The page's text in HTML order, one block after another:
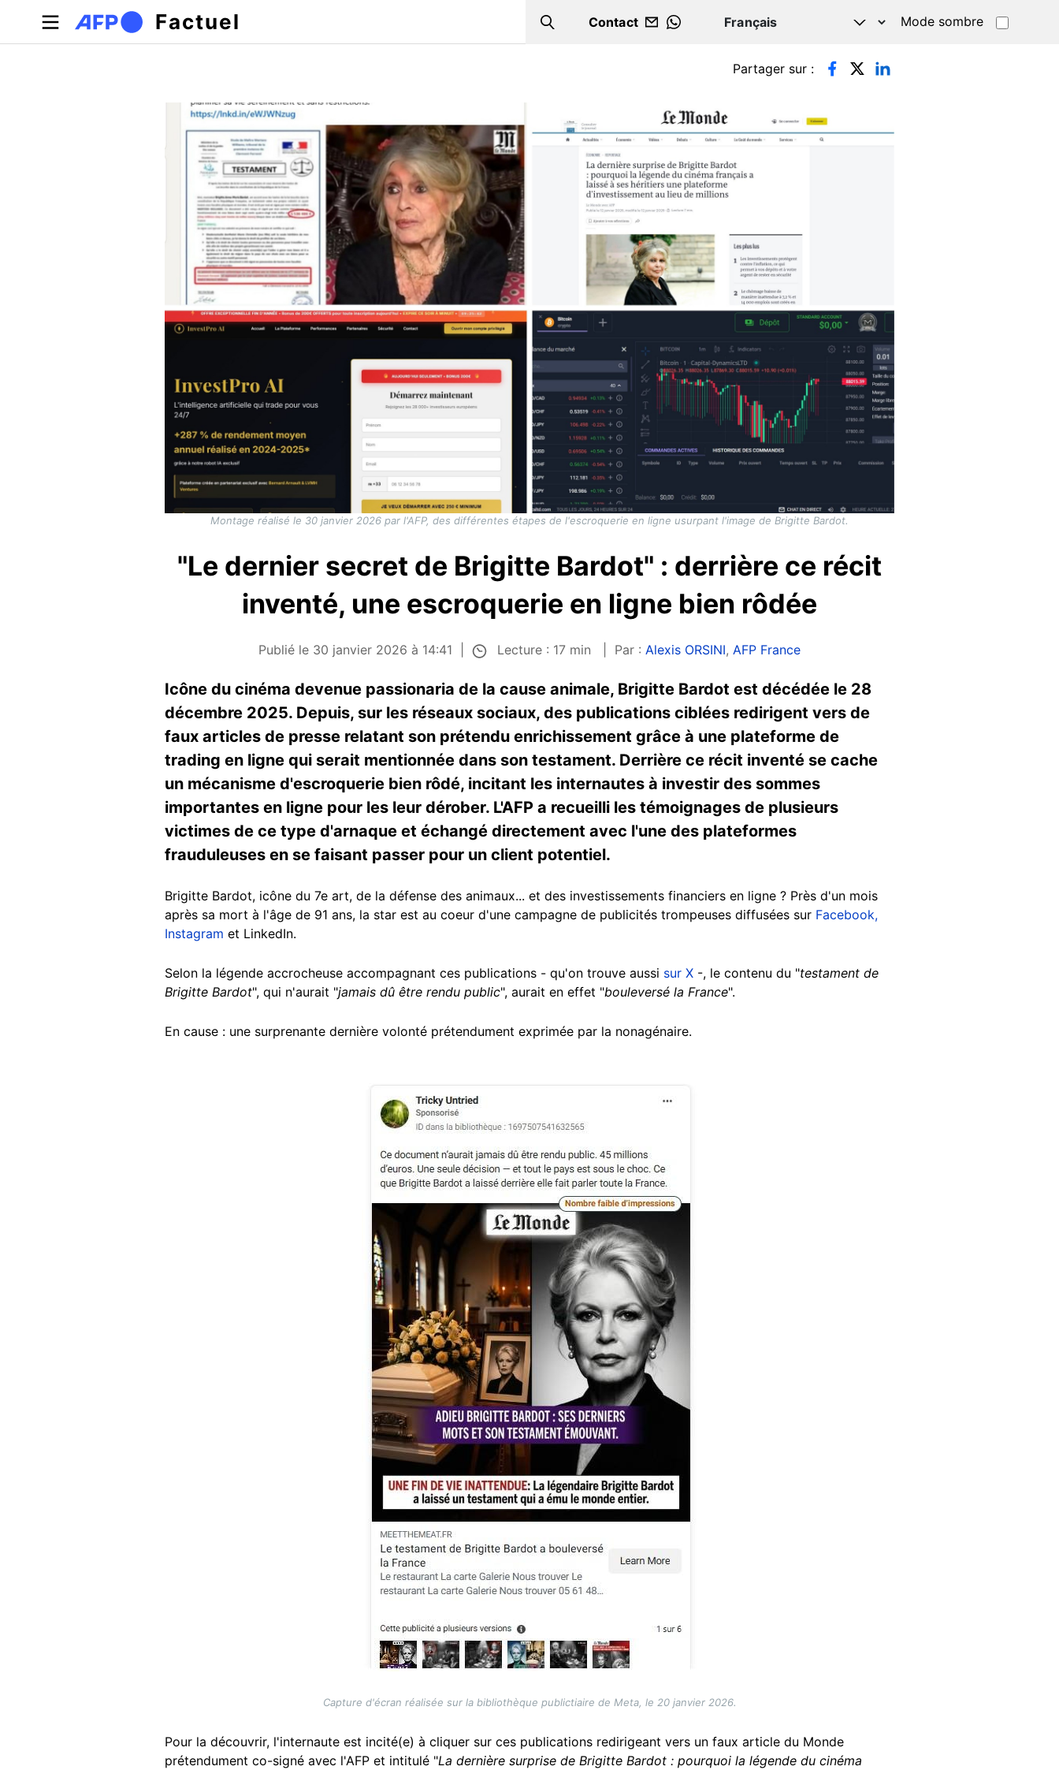
Aller au contenu principal
Factuel Search
Contact
WHATSAPP
Mode sombre
Onglets principaux Partager sur :
Montage réalisé le 30 janvier 2026 par l'AFP, des différentes étapes de l'escroquerie en ligne usurpant l'image de Brigitte Bardot.
"Le dernier secret de Brigitte Bardot" : derrière ce récit
inventé, une escroquerie en ligne bien rôdée
Publié le 30 janvier 2026 à 14:41 Lecture : 17 min Par : Alexis ORSINI, AFP France
Icône du cinéma devenue passionaria de la cause animale, Brigitte Bardot est décédée le 28
décembre 2025. Depuis, sur les réseaux sociaux, des publications ciblées redirigent vers de
faux articles de presse relatant son prétendu enrichissement grâce à une plateforme de
trading en ligne qui serait mentionnée dans son testament. Derrière ce récit inventé se cache
un mécanisme d'escroquerie bien rôdé, incitant les internautes à investir des sommes
importantes en ligne pour les leur dérober. L'AFP a recueilli les témoignages de plusieurs
victimes de ce type d'arnaque et échangé directement avec l'une des plateformes
frauduleuses en se faisant passer pour un client potentiel.
Brigitte Bardot, icône du 7e art, de la défense des animaux... et des investissements financiers en ligne ? Près d'un mois
après sa mort à l'âge de 91 ans, la star est au coeur d'une campagne de publicités trompeuses diffusées sur Facebook,
Instagram et LinkedIn.
Selon la légende accrocheuse accompagnant ces publications - qu'on trouve aussi sur X -, le contenu du "testament de
Brigitte Bardot", qui n'aurait "jamais dû être rendu public", aurait en effet "bouleversé la France".
En cause : une surprenante dernière volonté prétendument exprimée par la nonagénaire.
Capture d'écran réalisée sur la bibliothèque publictiaire de Meta, le 20 janvier 2026.
Pour la découvrir, l'internaute est incité(e) à cliquer sur ces publications redirigeant vers un faux article du Monde
prétendument co-signé avec l'AFP et intitulé "La dernière surprise de Brigitte Bardot : pourquoi la légende du cinéma